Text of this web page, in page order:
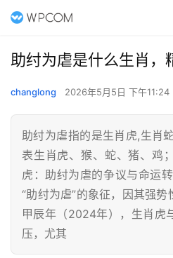
助纣为虐是什么生肖，
changlong 2026年5月5日 下午11:24
助纣为虐指的是生肖虎,生肖
表生肖虎、猴、蛇、猪、鸡
虎：助纣为虐的争议与命运
“助纣为虐”的象征，因其强
甲辰年（2024年），生肖虎
压，尤其